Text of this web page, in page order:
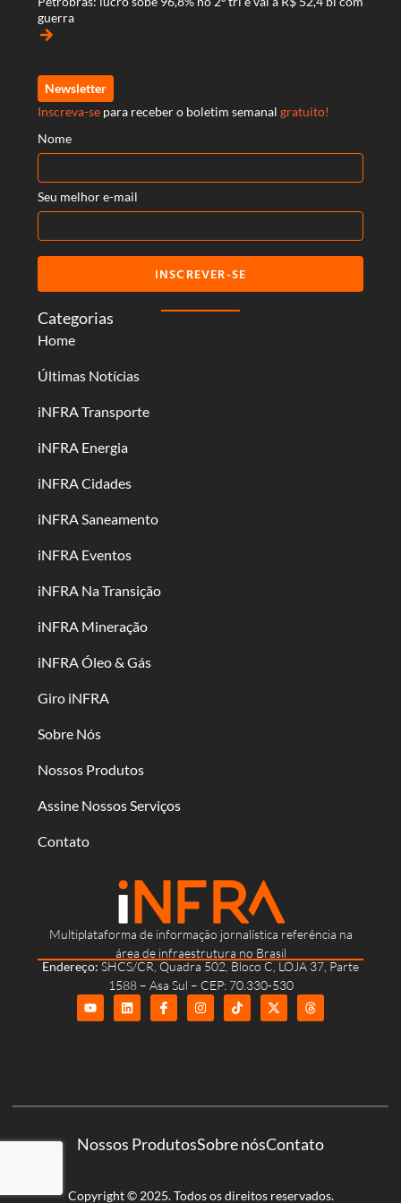
Multiplataforma de informação jornalística referência na
área de infraestrutura no Brasil
Endereço: SHCS/CR, Quadra 502, Bloco C, LOJA 37, Parte
1588 – Asa Sul – CEP: 70.330-530
Categorias
Home
Últimas Notícias
iNFRA Transporte
iNFRA Energia
iNFRA Cidades
iNFRA Saneamento
iNFRA Eventos
iNFRA Na Transição
iNFRA Mineração
iNFRA Óleo & Gás
Giro iNFRA
Sobre Nós
Nossos Produtos
Assine Nossos Serviços
Contato
guerra
arrow_forward
Newsletter
Inscreva-se para receber o boletim semanal gratuito!
Nome
Seu melhor e-mail
INSCREVER-SE
Nossos ProdutosSobre nósContato
Copyright © 2025. Todos os direitos reservados.